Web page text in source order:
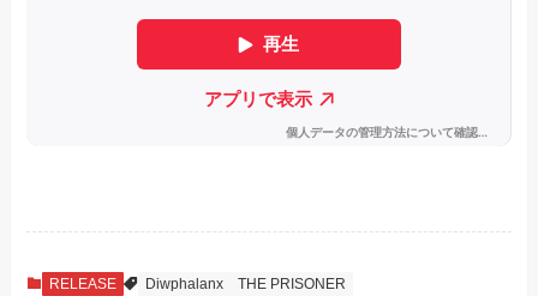
RELEASE Diwphalanx THE PRISONER